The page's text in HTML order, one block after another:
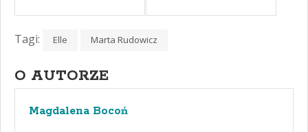
Tagi: Elle Marta Rudowicz
O AUTORZE
Magdalena Bocoń